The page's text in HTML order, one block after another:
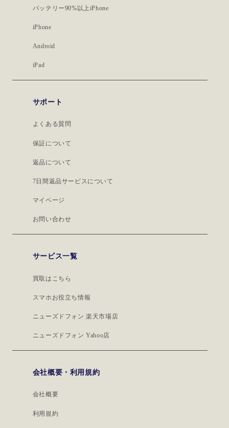
バッテリー90%以上iPhone
iPhone
Android
iPad
サポート
よくある質問
保証について
返品について
7日間返品サービスについて
マイページ
お問い合わせ
サービス一覧
買取はこちら
スマホお役立ち情報
ニューズドフォン 楽天市場店
ニューズドフォン Yahoo店
会社概要・利用規約
会社概要
利用規約